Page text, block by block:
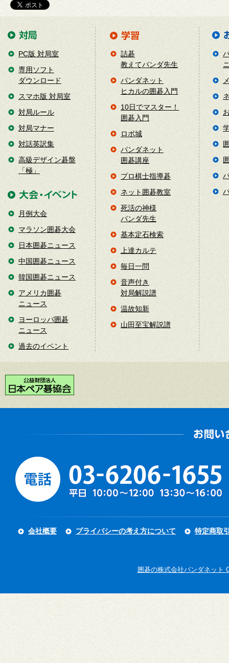
PC版 対局室
専用ソフト
ダウンロード
スマホ版 対局室
対局ルール
対局マナー
対話英訳集
高級デザイン碁盤
「極」
月例大会
マラソン囲碁大会
日本囲碁ニュース
中国囲碁ニュース
韓国囲碁ニュース
アメリカ囲碁
ニュース
ヨーロッパ囲碁
ニュース
過去のイベント
詰碁
教えてパンダ先生
パンダネット
ヒカルの囲碁入門
10日でマスター！
囲碁入門
ロボ城
パンダネット
囲碁講座
プロ棋士指導碁
ネット囲碁教室
死活の神様
パンダ先生
基本定石検索
上達カルテ
毎日一問
音声付き
対局解説譜
温故知新
山田至宝解説譜
会社概要 プライバシーの考え方について 特定商取
囲碁の株式会社パンダネット